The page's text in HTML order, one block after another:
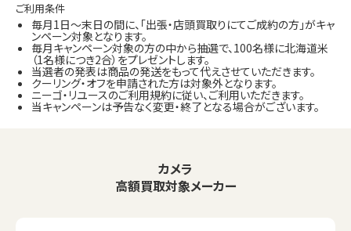
ご利用条件
毎月1日～末日の間に、「出張・店頭買取りにてご成約の方」がキャ
ンペーン対象となります。
毎月キャンペーン対象の方の中から抽選で、100名様に北海道米
（1名様につき2合）をプレゼントします。
当選者の発表は商品の発送をもって代えさせていただきます。
クーリング・オフを申請された方は対象外となります。
ニーゴ・リユースのご利用規約に従い、ご利用いただきます。
当キャンペーンは予告なく変更・終了となる場合がございます。
カメラ
高額買取対象メーカー